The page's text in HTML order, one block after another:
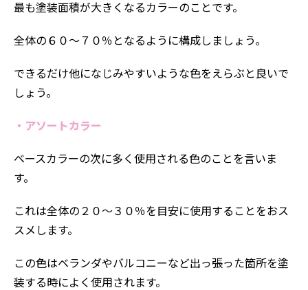
最も塗装面積が大きくなるカラーのことです。
全体の６０～７０％となるように構成しましょう。
できるだけ他になじみやすいような色をえらぶと良いで
しょう。
・アソートカラー
ベースカラーの次に多く使用される色のことを言いま
す。
これは全体の２０～３０％を目安に使用することをおス
スメします。
この色はベランダやバルコニーなど出っ張った箇所を塗
装する時によく使用されます。